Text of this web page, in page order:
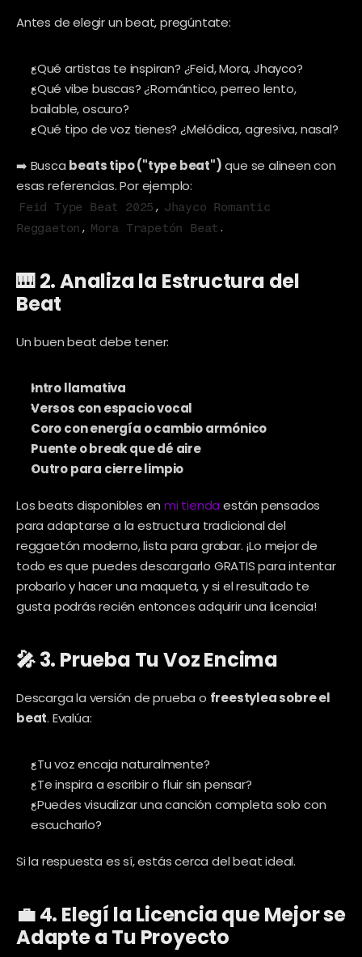
Antes de elegir un beat, pregúntate:
¿Qué artistas te inspiran? ¿Feid, Mora, Jhayco?
¿Qué vibe buscas? ¿Romántico, perreo lento,
bailable, oscuro?
¿Qué tipo de voz tienes? ¿Melódica, agresiva, nasal?
➡️ Busca beats tipo ("type beat") que se alineen con
esas referencias. Por ejemplo:
Feid Type Beat 2025 , Jhayco Romantic
Reggaeton , Mora Trapetón Beat .
🎹 2. Analiza la Estructura del
Beat
Un buen beat debe tener:
Intro llamativa
Versos con espacio vocal
Coro con energía o cambio armónico
Puente o break que dé aire
Outro para cierre limpio
Los beats disponibles en mi tienda están pensados
para adaptarse a la estructura tradicional del
reggaetón moderno, lista para grabar. ¡Lo mejor de
todo es que puedes descargarlo GRATIS para intentar
probarlo y hacer una maqueta, y si el resultado te
gusta podrás recién entonces adquirir una licencia!
🎤 3. Prueba Tu Voz Encima
Descarga la versión de prueba o freestylea sobre el
beat. Evalúa:
¿Tu voz encaja naturalmente?
¿Te inspira a escribir o fluir sin pensar?
¿Puedes visualizar una canción completa solo con
escucharlo?
Si la respuesta es sí, estás cerca del beat ideal.
💼 4. Elegí la Licencia que Mejor se
Adapte a Tu Proyecto